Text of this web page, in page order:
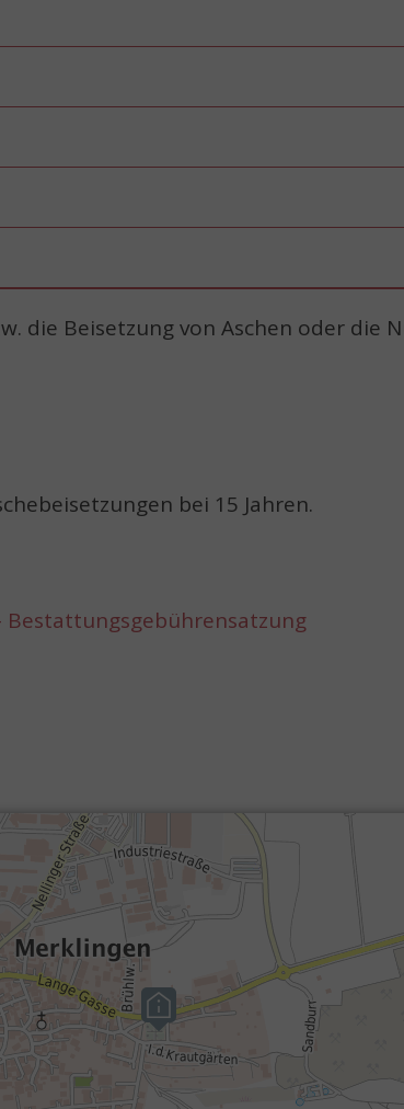
die Beisetzung von Aschen oder die
bei 15 Jahren.
Bestattungsgebührensatzung